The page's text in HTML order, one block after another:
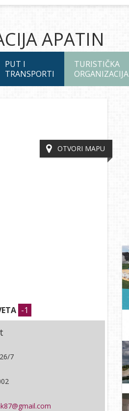
APATIN
PUT I
TRANSPORTI
TURISTIČKA
ORGANIZACIJA
OTVORI MAPU
-1
7